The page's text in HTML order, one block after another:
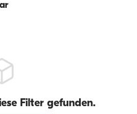
Filter gefunden.